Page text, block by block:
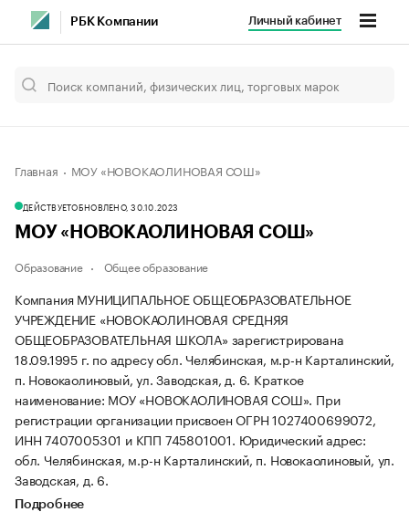
РБК Компании Личный кабинет
Главная МОУ «НОВОКАОЛИНОВАЯ СОШ»
ДЕЙСТВУЕТОБНОВЛЕНО, 30.10.2023
МОУ «НОВОКАОЛИНОВАЯ СОШ»
Образование Общее образование
Компания МУНИЦИПАЛЬНОЕ ОБЩЕОБРАЗОВАТЕЛЬНОЕ
УЧРЕЖДЕНИЕ «НОВОКАОЛИНОВАЯ СРЕДНЯЯ
ОБЩЕОБРАЗОВАТЕЛЬНАЯ ШКОЛА» зарегистрирована
18.09.1995 г. по адресу обл. Челябинская, м.р-н Карталинский,
п. Новокаолиновый, ул. Заводская, д. 6. Краткое
наименование: МОУ «НОВОКАОЛИНОВАЯ СОШ». При
регистрации организации присвоен ОГРН 1027400699072,
ИНН 7407005301 и КПП 745801001. Юридический адрес:
обл. Челябинская, м.р-н Карталинский, п. Новокаолиновый, ул.
Заводская, д. 6.
Подробнее